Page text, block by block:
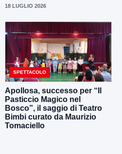
18 LUGLIO 2026
SPETTACOLO
Apollosa, successo per “Il
Pasticcio Magico nel
Bosco”, il saggio di Teatro
Bimbi curato da Maurizio
Tomaciello